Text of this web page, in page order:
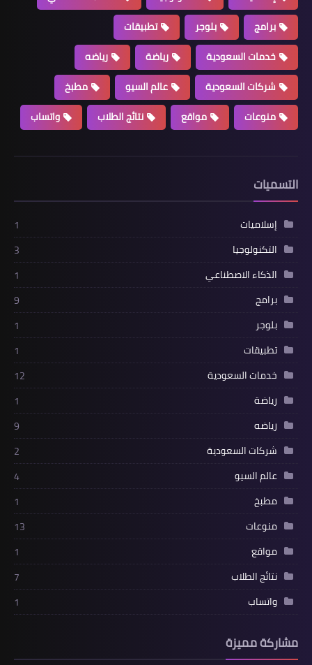
برامج
بلوجر
تطبيقات
خدمات السعودية
رياضة
رياضه
شركات السعودية
عالم السيو
مطبخ
منوعات
مواقع نتائج الطلاب واتساب
التسميات
إسلاميات
التكنولوجيا
الذكاء الاصطناعي
برامج
بلوجر
تطبيقات
خدمات السعودية
12
رياضة
رياضه
شركات السعودية
عالم السيو
مطبخ
منوعات
13
مواقع
نتائج الطلاب
واتساب
مشاركة مميزة